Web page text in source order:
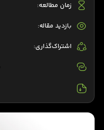
زمان مطالعه:
بازدید مقاله:
اشتراک‌گذاری: